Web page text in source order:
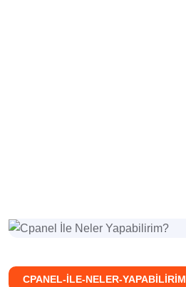
CPANEL-ILE-NELER-YAPABILIRIM